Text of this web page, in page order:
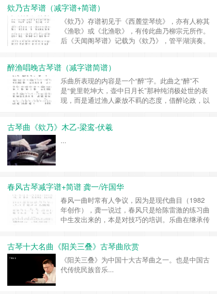
适疏放的情态，寄托了物我两忘、天人合一的情
怀。
乐曲，以独特的艺术手法，营造出，这样的意境：
山高林密、云气氤氲的幽谷，传来樵子悠然的歌
其间的逸士神飞志扬，疏放豪迈。...
欸乃古琴谱（减字谱+简谱）
《欸乃》存谱初见于《西麓堂琴统》，亦有人称其
《渔歌》或《北渔歌》，有传此曲乃柳宗元所作。
后《天闻阁琴谱》记载为《欸乃》，管平湖演奏。
醉渔唱晚古琴谱（减字谱简谱）
乐曲所表现的内容是一个“醉”字。此曲之“醉”不
是“瓮里乾坤大，壶中日月长”那种纯消极处世的表
现，而是通过渔人豪放不羁的态度，借醉论政，以
化、发展，表现渔夫醉后狂歌、豪放不羁的神态。
古琴曲《欸乃》木乙-梁鸾-伏羲
...
春风古琴减字谱+简谱 龚一/许国华
春风一曲时常有人争议，因为是现代曲目（1982
年创作），龚一说过，春风只是给陈雷激的练习曲
中生发出来的，本是对技巧的培训。乐曲在继承传
古琴十大名曲《阳关三叠》古琴曲欣赏
《阳关三叠》为中国十大古琴曲之一。也是中国古
代传统民族音乐...